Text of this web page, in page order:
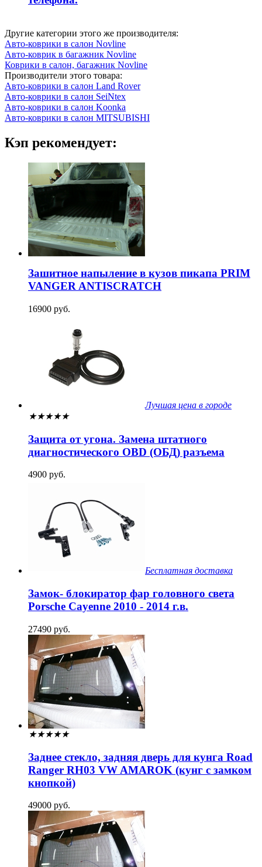
Другие категории этого же производителя:
Авто-коврики в салон Novline
Авто-коврик в багажник Novline
Коврики в салон, багажник Novline
Производители этого товара:
Авто-коврики в салон Land Rover
Авто-коврики в салон SeiNtex
Авто-коврики в салон Koonka
Авто-коврики в салон MITSUBISHI
Кэп рекомендует:
Зашитное напыление в кузов пикапа PRIM
VANGER ANTISCRATCH
16900 руб.
Лучшая цена в городе
★★★★★
Защита от угона. Замена штатного
диагностического OBD (ОБД) разъема
4900 руб.
Бесплатная доставка
Замок- блокиратор фар головного света
Porsche Cayenne 2010 - 2014 г.в.
27490 руб.
★★★★★
Заднее стекло, задняя дверь для кунга Road
Ranger RH03 VW AMAROK (кунг с замком
кнопкой)
49000 руб.